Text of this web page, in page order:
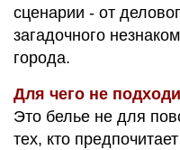
сценарии - от
загадочного
города.
Для чего не
Это белье не для
тех, кто